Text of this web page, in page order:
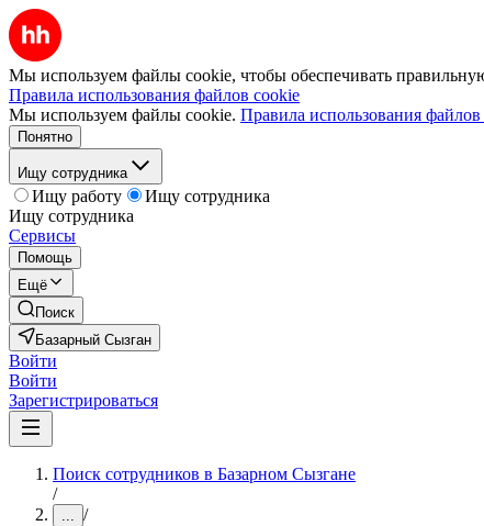
Мы используем файлы cookie, чтобы обеспечивать
Правила использования файлов cookie
Мы используем файлы cookie. Правила использования
Понятно
Ищу сотрудника
Ищу работу
Ищу сотрудника
Ищу сотрудника
Сервисы
Помощь
Ещё
Поиск
Базарный Сызган
Войти
Войти
Зарегистрироваться
Поиск сотрудников в Базарном Сызгане
/
... /